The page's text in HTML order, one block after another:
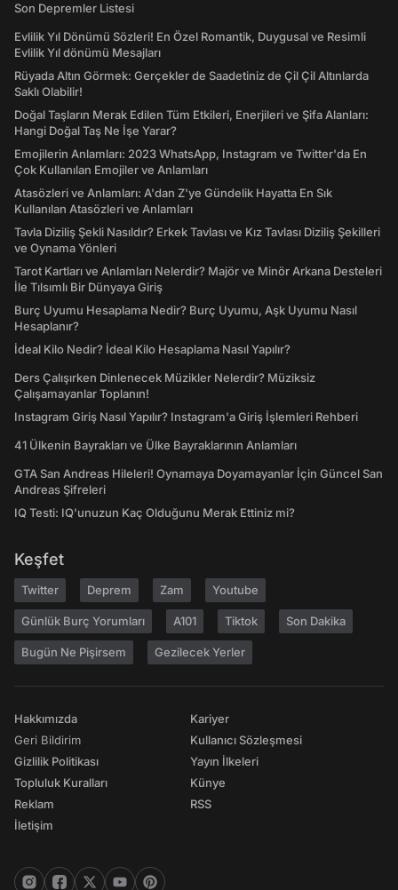
Son Depremler Listesi
Evlilik Yıl Dönümü Sözleri! En Özel Romantik, Duygusal ve Resimli
Evlilik Yıl dönümü Mesajları
Rüyada Altın Görmek: Gerçekler de Saadetiniz de Çil Çil Altınlarda
Saklı Olabilir!
Doğal Taşların Merak Edilen Tüm Etkileri, Enerjileri ve Şifa Alanları:
Hangi Doğal Taş Ne İşe Yarar?
Emojilerin Anlamları: 2023 WhatsApp, Instagram ve Twitter'da En
Çok Kullanılan Emojiler ve Anlamları
Atasözleri ve Anlamları: A'dan Z'ye Gündelik Hayatta En Sık
Kullanılan Atasözleri ve Anlamları
Tavla Diziliş Şekli Nasıldır? Erkek Tavlası ve Kız Tavlası Diziliş Şekilleri
ve Oynama Yönleri
Tarot Kartları ve Anlamları Nelerdir? Majör ve Minör Arkana Desteleri
İle Tılsımlı Bir Dünyaya Giriş
Burç Uyumu Hesaplama Nedir? Burç Uyumu, Aşk Uyumu Nasıl
Hesaplanır?
İdeal Kilo Nedir? İdeal Kilo Hesaplama Nasıl Yapılır?
Ders Çalışırken Dinlenecek Müzikler Nelerdir? Müziksiz
Çalışamayanlar Toplanın!
Instagram Giriş Nasıl Yapılır? Instagram'a Giriş İşlemleri Rehberi
41 Ülkenin Bayrakları ve Ülke Bayraklarının Anlamları
GTA San Andreas Hileleri! Oynamaya Doyamayanlar İçin Güncel San
Andreas Şifreleri
IQ Testi: IQ'unuzun Kaç Olduğunu Merak Ettiniz mi?
Keşfet
Twitter Deprem Zam Youtube
Günlük Burç Yorumları A101 Tiktok Son Dakika
Bugün Ne Pişirsem Gezilecek Yerler
Hakkımızda
Geri Bildirim
Gizlilik Politikası
Topluluk Kuralları
Reklam
İletişim
Kariyer
Kullanıcı Sözleşmesi
Yayın İlkeleri
Künye
RSS